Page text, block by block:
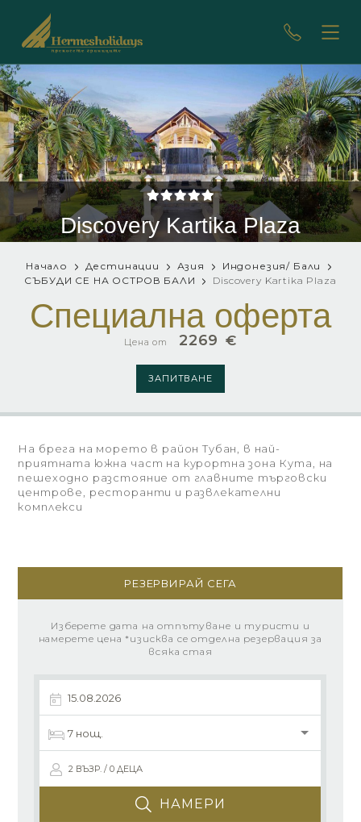
Discovery Kartika Plaza
Начало Дестинации Азия
Индонезия/ Бали
СЪБУДИ СЕ НА ОСТРОВ БАЛИ
Discovery Kartika Plaza
Специална оферта
Цена от 2269 €
ЗАПИТВАНЕ
На брега на морето в район Тубан, в най-
приятната южна част на курортна зона Кута, на
пешеходно разстояние от главните търговски
центрове, ресторанти и развлекателни
комплекси
РЕЗЕРВИРАЙ СЕГА
Изберете дата на отпътуване и туристи и
намерете цена *изисква се отделна резервация за
всяка стая
2 ВЪЗР. / 0 ДЕЦА
НАМЕРИ